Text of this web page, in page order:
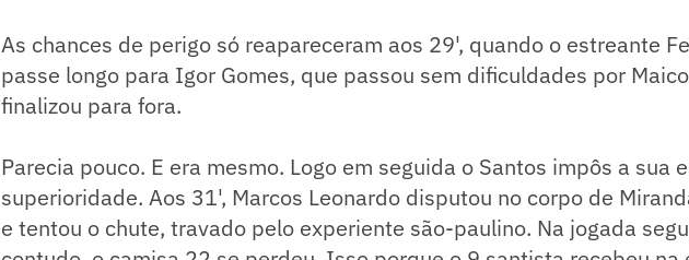
As chances de perigo só reapareceram aos 29', quando o estreante
passe longo para Igor Gomes, que passou sem dificuldades por
finalizou para fora.
Parecia pouco. E era mesmo. Logo em seguida o Santos impôs a sua
superioridade. Aos 31', Marcos Leonardo disputou no corpo de
e tentou o chute, travado pelo experiente são-paulino. Na jogada